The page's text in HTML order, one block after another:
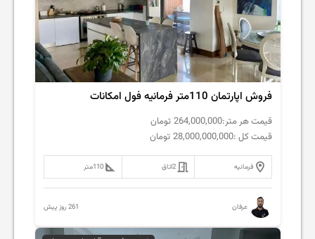
فروش اپارتمان 110متر فرمانیه فول امکانات
قیمت هر متر:264,000,000 تومان
قیمت کل :28,000,000,000 تومان
فرمانیه 2اتاق 110متر
عرفان 261 روز پیش